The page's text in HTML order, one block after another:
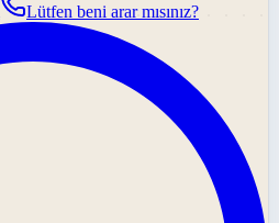
Lütfen beni arar mısınız?